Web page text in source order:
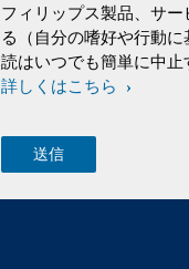
フィリップス製品、サ
る（自分の嗜好や行動
読はいつでも簡単に中止
詳しくはこちら